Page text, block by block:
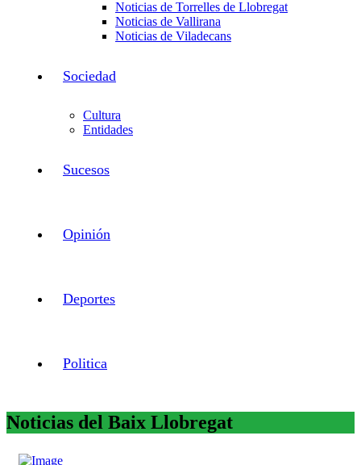
Noticias de Torrelles de Llobregat
Noticias de Vallirana
Noticias de Viladecans
Sociedad
Cultura
Entidades
Sucesos
Opinión
Deportes
Politica
Noticias del Baix Llobregat